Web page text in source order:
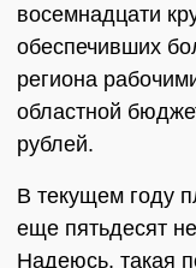
восемнадцати
обеспечивших
региона
областной
рублей.
В текущем году
еще пятьдесят
Надеюсь, такая